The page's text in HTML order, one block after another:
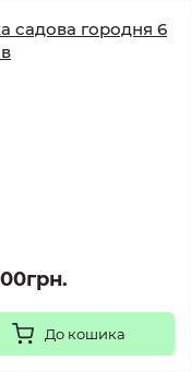
садова городня 6
До кошика